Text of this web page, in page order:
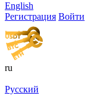
English
Регистрация Войти
ru
Русский